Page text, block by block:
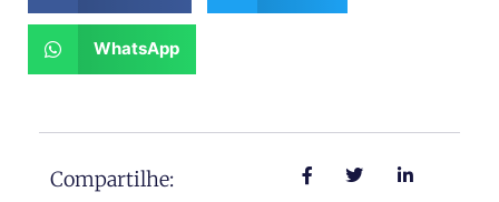
WhatsApp
Compartilhe: